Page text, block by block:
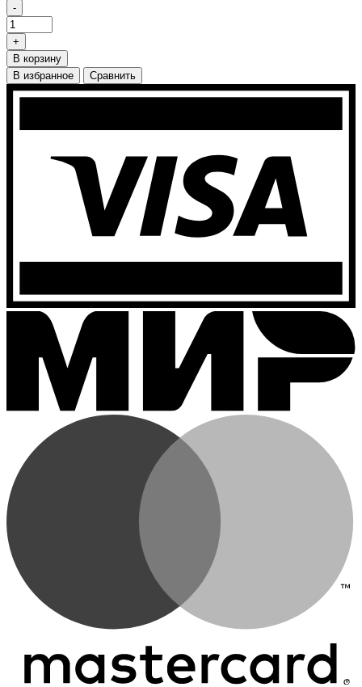
-
+
В корзину
В избранное
Сравнить